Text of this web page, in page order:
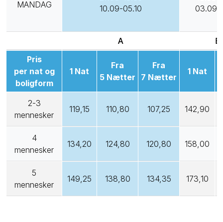
MANDAG
10.09-05.10
03.09-
A B
Pris
per nat og
boligform
1 Nat
Fra
5 Nætter
Fra
7 Nætter
1 Nat
2-3
mennesker
119,15 110,80 107,25 142,90
4
mennesker
134,20 124,80 120,80 158,00
5
mennesker
149,25 138,80 134,35 173,10